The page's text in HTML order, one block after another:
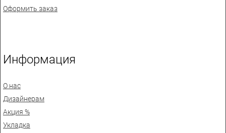
Оформить заказ
Информация
О нас
Дизайнерам
Акция %
Укладка